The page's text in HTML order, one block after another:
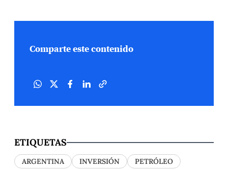
Comparte este contenido
ETIQUETAS
ARGENTINA INVERSIÓN PETRÓLEO